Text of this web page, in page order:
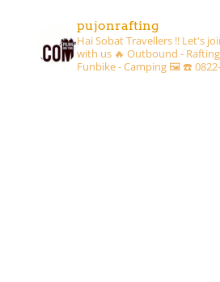
pujonrafting
Hai Sobat Travellers !! Let's
with us 🔥 Outbound -
Funbike - Camping 🖼☎️ 0822-